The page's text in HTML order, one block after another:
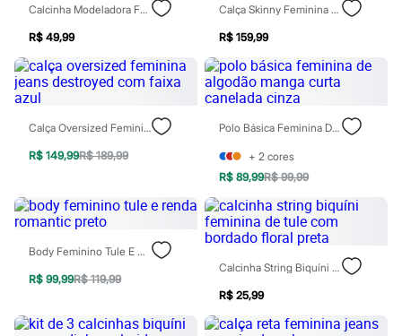
Sandálias
Tênis
Diversão
Marcas
Baby Club
Fifteen
Miss Fifteen
Palomino
Moda íntima
Calcinhas
Pijamas
Moda praia
Blusas de proteção
Sungas
Personagens
Disney
Calcinha Modeladora Feminina Dilady Bege
R$ 49,99
Calça Skinny Feminina Jeans Sawary Azul
R$ 159,99
Calça Oversized Feminina Jeans Destroyed Com Faixa Azul
R$ 149,99R$ 189,99
Polo Básica Feminina De Algodão Manga Curta Canelada Cinza
+ 2 cores
R$ 89,99R$ 99,99
Body Feminino Tule E Renda Romantic Preto
R$ 99,99R$ 119,99
Calcinha String Biquíni Feminina De Tule Com Bordado Floral Preta
R$ 25,99